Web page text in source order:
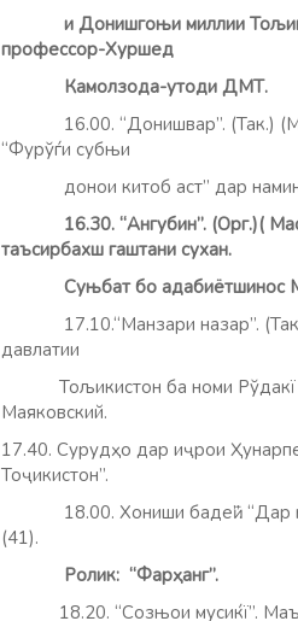
и Донишгоњи миллии
профессор-Хуршед
Камолзода-утоди ДМТ.
16.00. “Донишвар”. (Так.)
“Фурўѓи субњи
донои китоб аст” дар
16.30. “Ангубин”. (Орг.)(
таъсирбахш гаштани сухан.
Суњбат бо адабиётшинос
17.10.“Манзари назар”.
давлатии
Тољикистон ба номи Рўдакї —
Маяковский.
17.40. Сурудҳо дар иҷрои
Тоҷикистон”.
18.00. Хониши бадеӣ”. “Дар
(41).
Ролик: “Фарҳанг”.
18.20. “Созњои мусиќї”.